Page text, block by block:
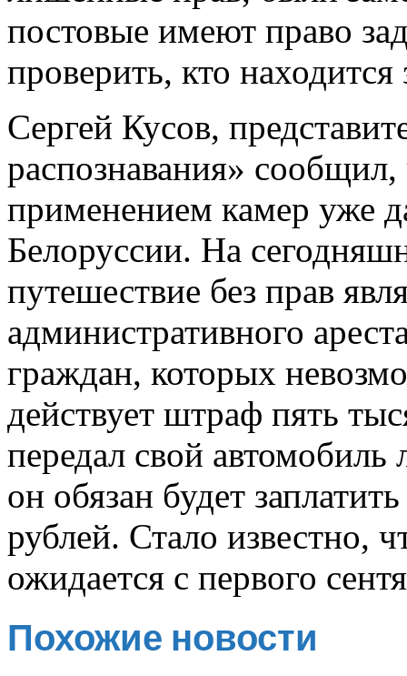
постовые имеют право
проверить, кто находится
Сергей Кусов,
распознавания»
применением камер уже
Белоруссии. На
путешествие без прав
административного
граждан, которых
действует штраф пять
передал свой автомобиль
он обязан будет
рублей. Стало известно,
ожидается с первого
Похожие новости